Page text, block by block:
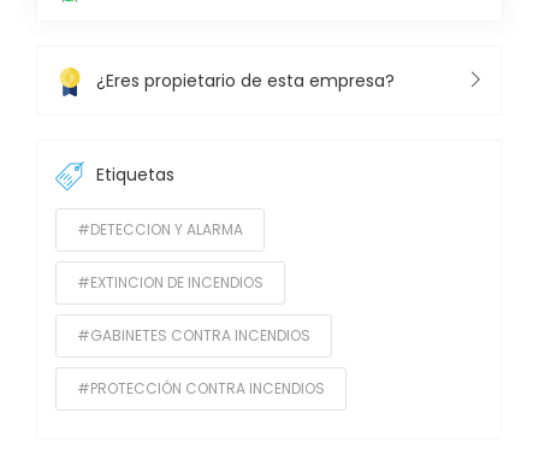
¿Eres propietario de esta empresa?
Etiquetas
#DETECCION Y ALARMA
#EXTINCION DE INCENDIOS
#GABINETES CONTRA INCENDIOS
#PROTECCIÓN CONTRA INCENDIOS